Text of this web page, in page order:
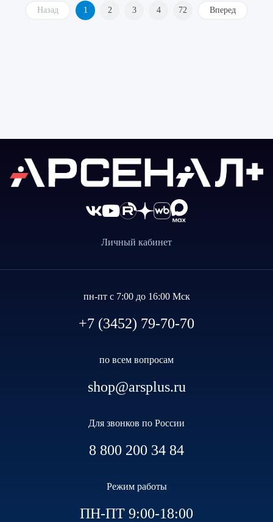
Назад 1 2 3 4 72 Вперед
Личный кабинет
пн-пт с 7:00 до 16:00 Мск
+7 (3452) 79-70-70
по всем вопросам
shop@arsplus.ru
Для звонков по России
8 800 200 34 84
Режим работы
ПН-ПТ 9:00-18:00